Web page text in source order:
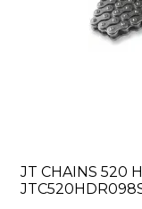
JT CHAINS 520